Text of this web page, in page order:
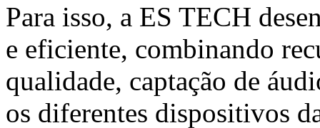
Para isso, a ES TECH
e eficiente, combinando
qualidade, captação de
os diferentes dispositivos